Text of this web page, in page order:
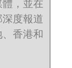
，並在
度報道
香港和